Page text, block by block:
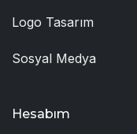
Logo Tasarım
Sosyal Medya
Hesabım